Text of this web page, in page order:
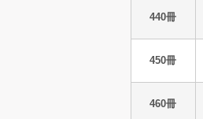
440冊
450冊
460冊